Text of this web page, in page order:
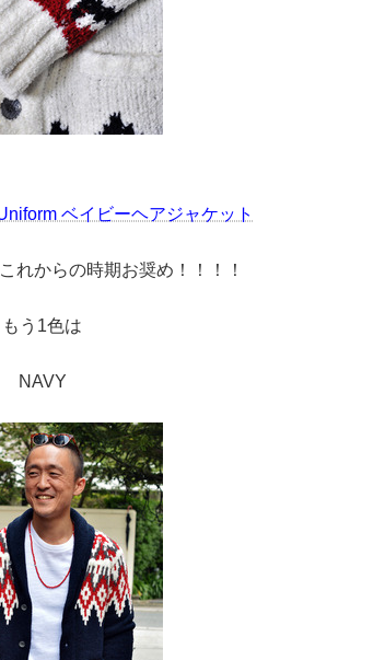
ベイビーヘアジャケット
れからの時期お奨め！！！！
もう1色は
NAVY